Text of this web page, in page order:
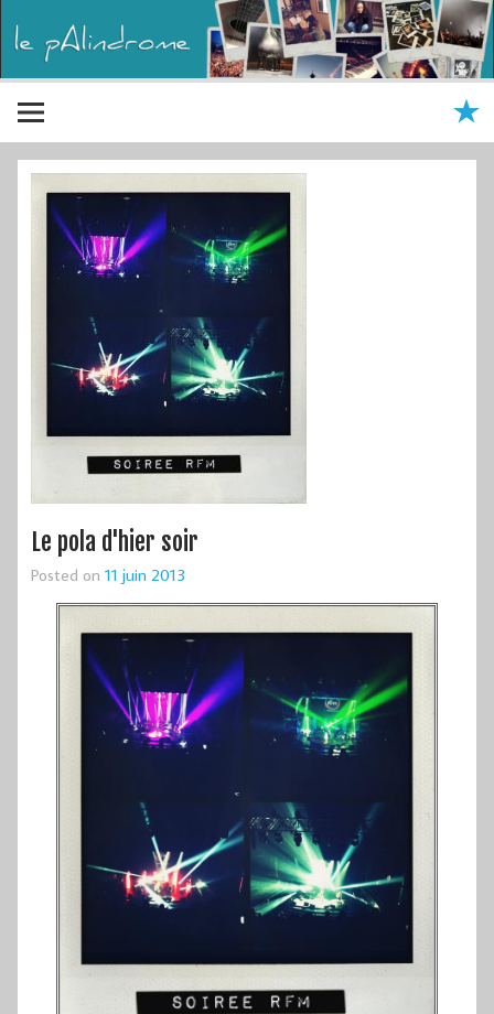
Le pola d'hier soir
Posted on 11 juin 2013